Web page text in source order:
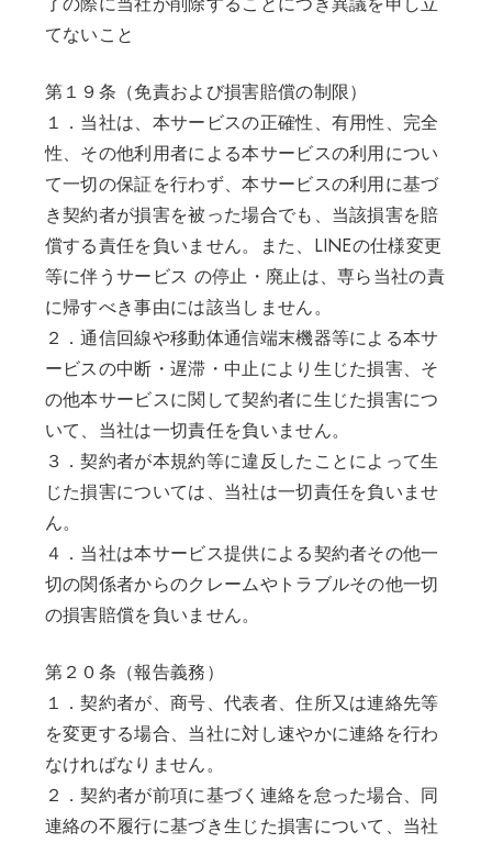
てないこと
第１９条（免責および損害賠償の制限）
１．当社は、本サービスの正確性、有用性、完全
性、その他利用者による本サービスの利用につい
て一切の保証を行わず、本サービスの利用に基づ
き契約者が損害を被った場合でも、当該損害を賠
償する責任を負いません。また、LINEの仕様変更
等に伴うサービス の停止・廃止は、専ら当社の責
に帰すべき事由には該当しません。
２．通信回線や移動体通信端末機器等による本サ
ービスの中断・遅滞・中止により生じた損害、そ
の他本サービスに関して契約者に生じた損害につ
いて、当社は一切責任を負いません。
３．契約者が本規約等に違反したことによって生
じた損害については、当社は一切責任を負いませ
ん。
４．当社は本サービス提供による契約者その他一
切の関係者からのクレームやトラブルその他一切
の損害賠償を負いません。
第２０条（報告義務）
１．契約者が、商号、代表者、住所又は連絡先等
を変更する場合、当社に対し速やかに連絡を行わ
なければなりません。
２．契約者が前項に基づく連絡を怠った場合、同
連絡の不履行に基づき生じた損害について、当社